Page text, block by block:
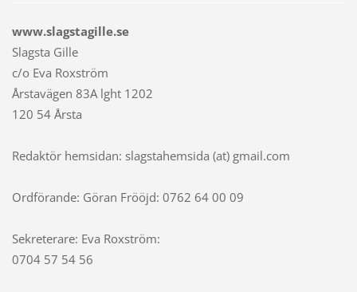
www.slagstagille.se
Slagsta Gille
c/o Eva Roxström
Årstavägen 83A lght 1202
120 54 Årsta
Redaktör hemsidan: slagstahemsida (at) gmail.com
Ordförande: Göran Frööjd: 0762 64 00 09
Sekreterare: Eva Roxström:
0704 57 54 56